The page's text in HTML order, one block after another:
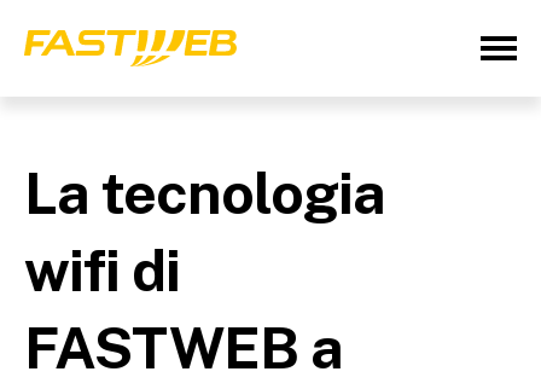
La tecnologia
wifi di
FASTWEB a